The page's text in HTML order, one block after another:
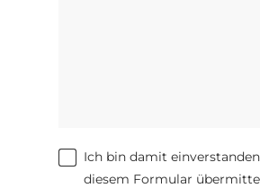
Ich bin damit
diesem Formular